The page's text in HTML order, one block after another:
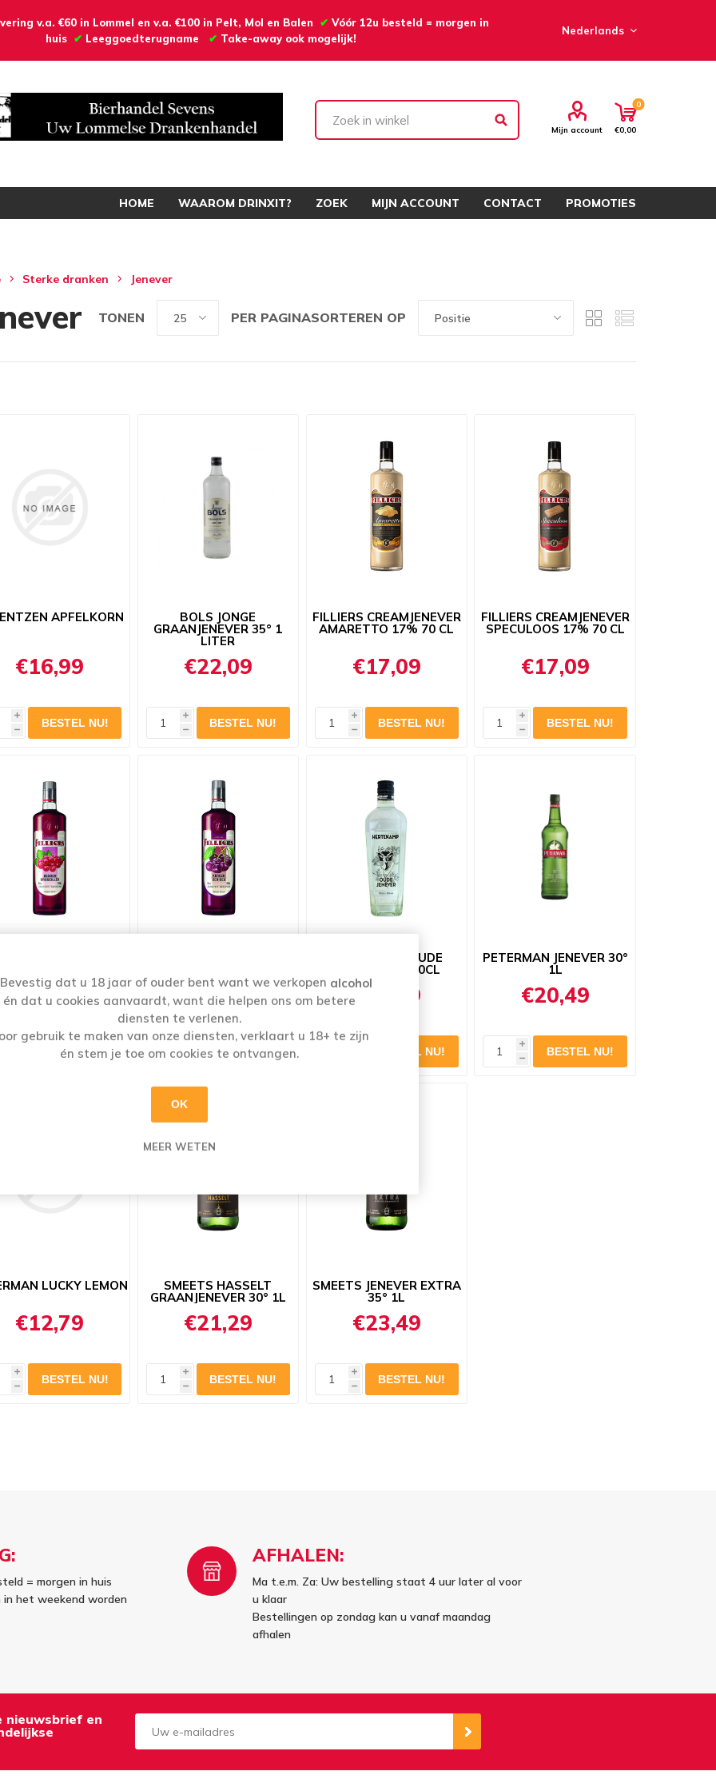
v.a. €60 in Lommel en v.a. €100 in Pelt, Mol en Balen ✔ Vóór 12u besteld = morgen in
huis ✔ Leeggoedterugname ✔ Take-away ook mogelijk!
Mijn account
0
€0,00
HOME WAAROM DRINXIT? ZOEK MIJN ACCOUNT CONTACT PROMOTIES
Sterke dranken Jenever
SORTEREN OP
TONEN PER PAGINA
APFELKORN
€16,99
i
h
BOLS JONGE
GRAANJENEVER 35° 1
LITER
€22,09
i
h
FILLIERS CREAMJENEVER
AMARETTO 17% 70 CL
€17,09
i
h
FILLIERS CREAMJENEVER
SPECULOOS 17% 70 CL
€17,09
i
h
€15,69 €16,19
h
HERTEKAMP OUDE
JENEVER 35° 70CL
€22,79
PETERMAN JENEVER 30°
1L
€20,49
i
h
LUCKY LEMON
€12,79
i
h
SMEETS HASSELT
GRAANJENEVER 30° 1L
€21,29
i
h
SMEETS JENEVER EXTRA
35° 1L
€23,49
i
h
= morgen in huis
het weekend worden
AFHALEN:
Ma t.e.m. Za: Uw bestelling staat 4 uur later al voor
u klaar
Bestellingen op zondag kan u vanaf maandag
afhalen
nieuwsbrief en
dat u 18 jaar of ouder bent want we verkopen alcohol
én dat u cookies aanvaardt, want die helpen ons om betere
diensten te verlenen.
gebruik te maken van onze diensten, verklaart u 18+ te zijn
én stem je toe om cookies te ontvangen.
OK
MEER WETEN